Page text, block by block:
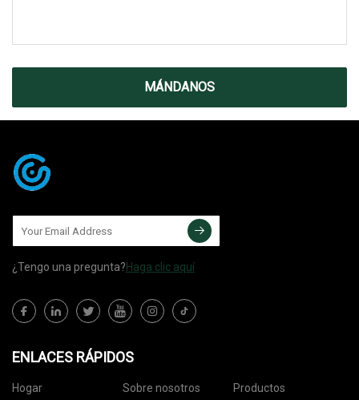
MÁNDANOS
¿Tengo una pregunta?Haga clic aquí
ENLACES RÁPIDOS
Hogar Sobre nosotros Productos